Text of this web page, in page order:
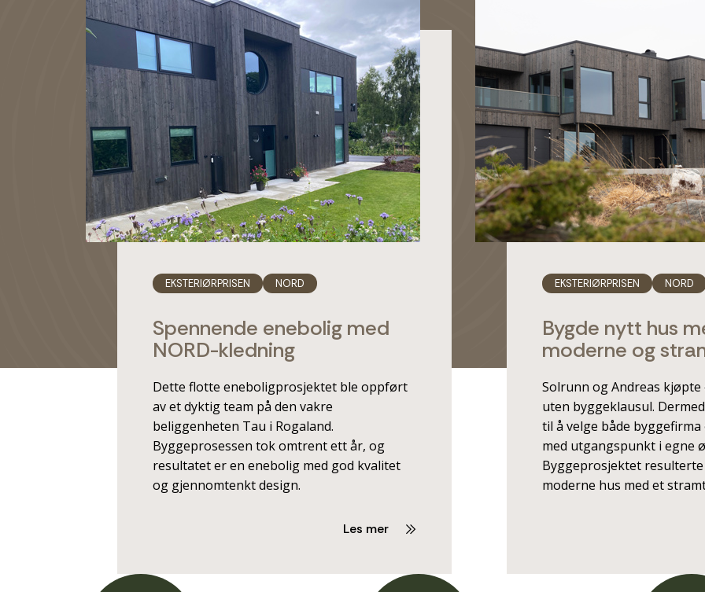
EKSTERIØRPRISEN NORD
Spennende enebolig med
NORD-kledning
Dette flotte eneboligprosjektet ble oppført
av et dyktig team på den vakre
beliggenheten Tau i Rogaland.
Byggeprosessen tok omtrent ett år, og
resultatet er en enebolig med god kvalitet
og gjennomtenkt design.
Les mer
EKSTERIØRPRISEN NORD
Bygde nytt hus
moderne og
Solrunn og Andreas kjøpte
uten byggeklausul.
til å velge både
med utgangspunkt i egne
Byggeprosjektet
moderne hus med et